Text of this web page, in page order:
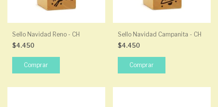
Sello Navidad Reno - CH
$4.450
Sello Navidad Campanita - CH
$4.450